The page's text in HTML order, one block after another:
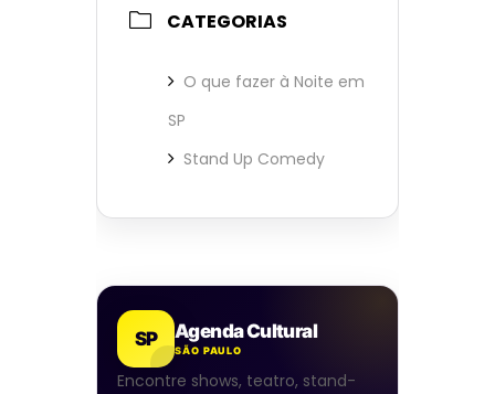
CATEGORIAS
O que fazer à Noite em
SP
Stand Up Comedy
SP Agenda Cultural
SÃO PAULO
Encontre shows, teatro, stand-